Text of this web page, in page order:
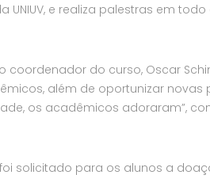
UNIUV, e realiza palestras em
coordenador do curso, Oscar
além de oportunizar novas
os acadêmicos adoraram”,
solicitado para os alunos a